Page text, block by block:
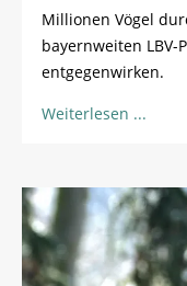
Millionen Vögel
bayernweiten
entgegenwirken.
Weiterlesen